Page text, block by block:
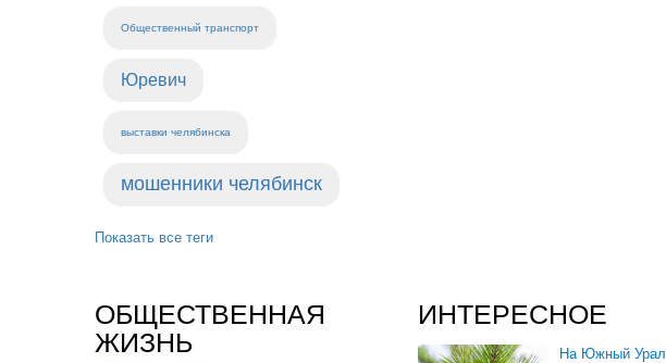
Общественный транспорт
Юревич
выставки челябинска
мошенники челябинск
Показать все теги
ОБЩЕСТВЕННАЯ
ЖИЗНЬ
ИНТЕРЕСНОЕ
На Южный Урал